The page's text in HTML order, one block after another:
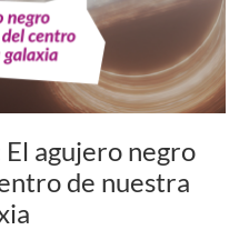
agujero negro
de nuestra